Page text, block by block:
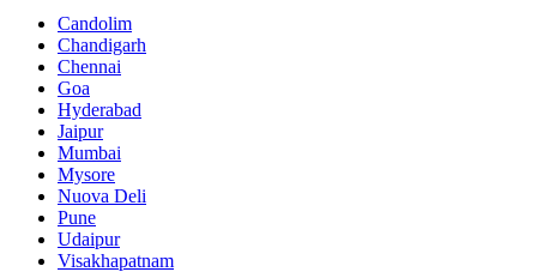
Candolim
Chandigarh
Chennai
Goa
Hyderabad
Jaipur
Mumbai
Mysore
Nuova Deli
Pune
Udaipur
Visakhapatnam